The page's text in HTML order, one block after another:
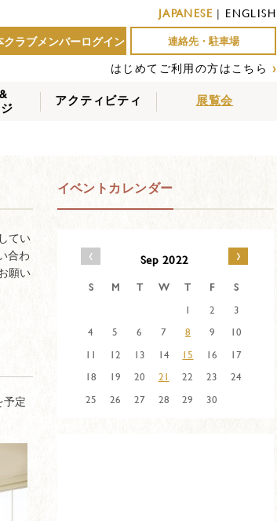
JAPANESE| ENGLISH
クラブメンバーログイン
連絡先・駐車場
はじめてご利用の方はこちら ›
アクティビティ 展覧会
てい
合わ
願い
予定
イベントカレンダー
‹ Sep 2022 ›
S M T W T F
S
1
2
3
4
5 6 7 8 9
10
11
12 13 14 15 16
17
18
19 20 21 22 23
24
25
26 27 28 29 30